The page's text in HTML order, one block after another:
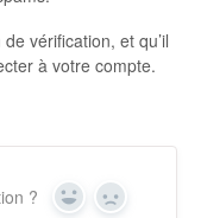
vérification, et qu’il
à votre compte.
? Yes No